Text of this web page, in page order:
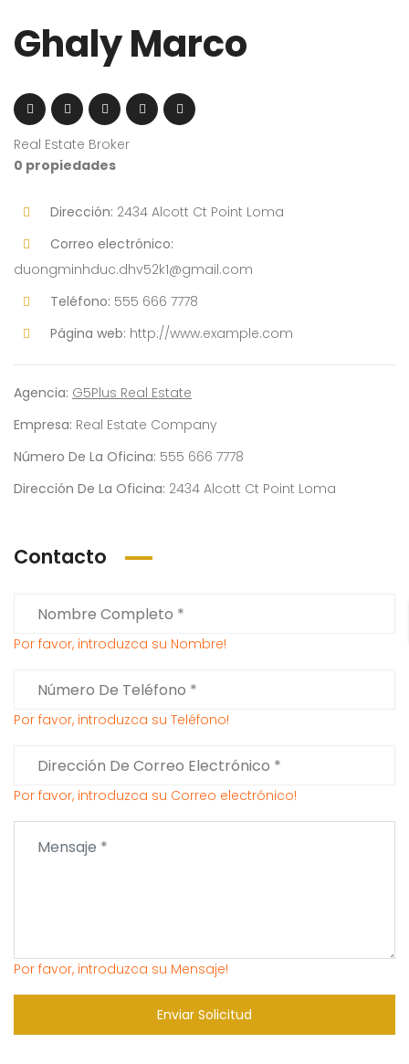
Ghaly Marco
Real Estate Broker
0 propiedades
Dirección: 2434 Alcott Ct Point Loma
Correo electrónico:
duongminhduc.dhv52k1@gmail.com
Teléfono: 555 666 7778
Página web: http://www.example.com
Agencia: G5Plus Real Estate
Empresa: Real Estate Company
Número De La Oficina: 555 666 7778
Dirección De La Oficina: 2434 Alcott Ct Point Loma
Contacto
Por favor, introduzca su Nombre!
Por favor, introduzca su Teléfono!
Por favor, introduzca su Correo electrónico!
Por favor, introduzca su Mensaje!
Enviar Solicitud